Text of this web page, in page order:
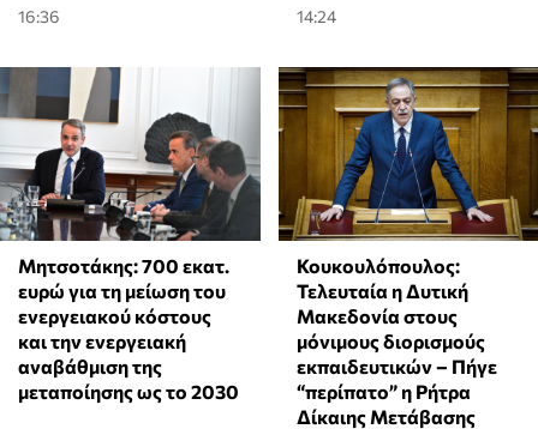
16:36
14:24
Μητσοτάκης: 700 εκατ.
ευρώ για τη μείωση του
ενεργειακού κόστους
και την ενεργειακή
αναβάθμιση της
μεταποίησης ως το 2030
Κουκουλόπουλος:
Τελευταία η Δυτική
Μακεδονία στους
μόνιμους διορισμούς
εκπαιδευτικών – Πήγε
“περίπατο” η Ρήτρα
Δίκαιης Μετάβασης